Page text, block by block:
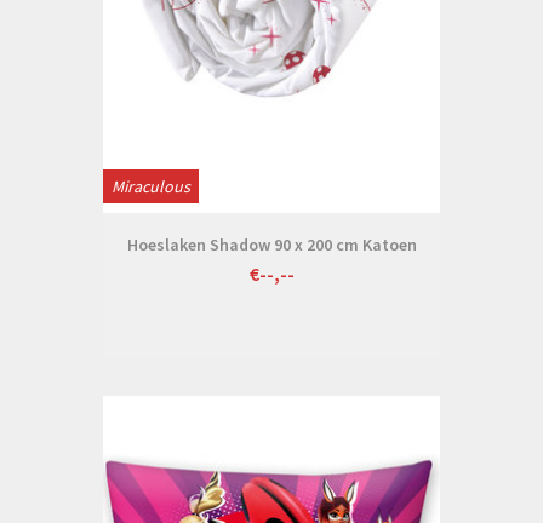
Miraculous
Hoeslaken Shadow 90 x 200 cm Katoen
€--,--